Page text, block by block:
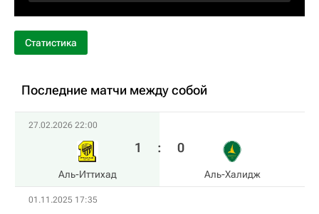
Статистика
Последние матчи между собой
27.02.2026 22:00
Аль-Иттихад
1 : 0
Аль-Халидж
01.11.2025 17:35